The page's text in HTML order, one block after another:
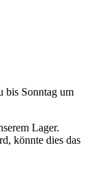
bis Sonntag um
Lager.
könnte dies das